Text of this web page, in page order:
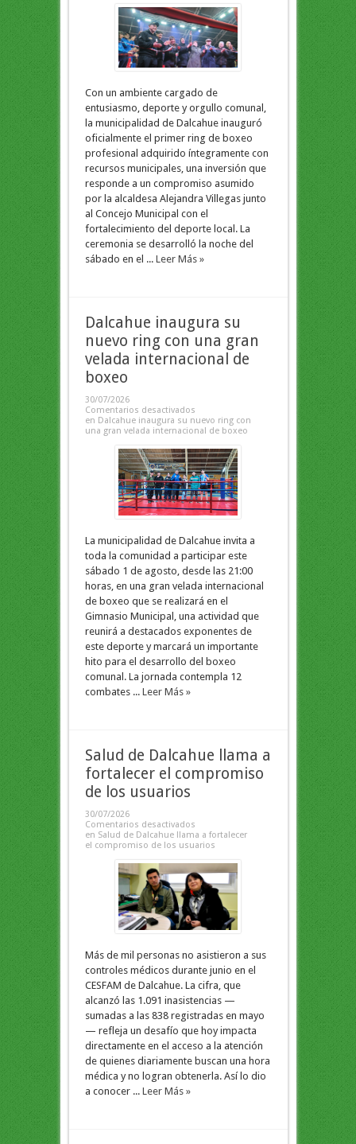
Con un ambiente cargado de
entusiasmo, deporte y orgullo comunal,
la municipalidad de Dalcahue inauguró
oficialmente el primer ring de boxeo
profesional adquirido íntegramente con
recursos municipales, una inversión que
responde a un compromiso asumido
por la alcaldesa Alejandra Villegas junto
al Concejo Municipal con el
fortalecimiento del deporte local. La
ceremonia se desarrolló la noche del
sábado en el ... Leer Más »
Dalcahue inaugura su
nuevo ring con una gran
velada internacional de
boxeo
30/07/2026
Comentarios desactivados
en Dalcahue inaugura su nuevo ring con
una gran velada internacional de boxeo
La municipalidad de Dalcahue invita a
toda la comunidad a participar este
sábado 1 de agosto, desde las 21:00
horas, en una gran velada internacional
de boxeo que se realizará en el
Gimnasio Municipal, una actividad que
reunirá a destacados exponentes de
este deporte y marcará un importante
hito para el desarrollo del boxeo
comunal. La jornada contempla 12
combates ... Leer Más »
Salud de Dalcahue llama a
fortalecer el compromiso
de los usuarios
30/07/2026
Comentarios desactivados
en Salud de Dalcahue llama a fortalecer
el compromiso de los usuarios
Más de mil personas no asistieron a sus
controles médicos durante junio en el
CESFAM de Dalcahue. La cifra, que
alcanzó las 1.091 inasistencias —
sumadas a las 838 registradas en mayo
— refleja un desafío que hoy impacta
directamente en el acceso a la atención
de quienes diariamente buscan una hora
médica y no logran obtenerla. Así lo dio
a conocer ... Leer Más »